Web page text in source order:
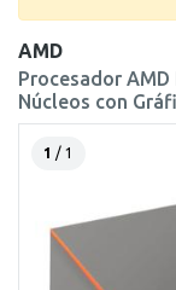
AMD
Procesador AMD
Núcleos con
1 / 1